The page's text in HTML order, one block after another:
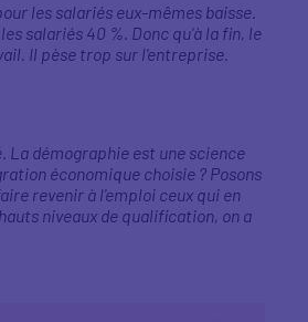
les salariés eux-mêmes baisse.
salariés 40 %. Donc qu'à la fin, le
Il pèse trop sur l'entreprise.
démographie est une science
économique choisie ? Posons
revenir à l'emploi ceux qui en
niveaux de qualification, on a